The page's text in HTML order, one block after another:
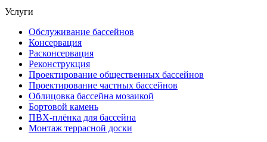
Услуги
Обслуживание бассейнов
Консервация
Расконсервация
Реконструкция
Проектирование общественных бассейнов
Проектирование частных бассейнов
Облицовка бассейна мозаикой
Бортовой камень
ПВХ-плёнка для бассейна
Монтаж террасной доски